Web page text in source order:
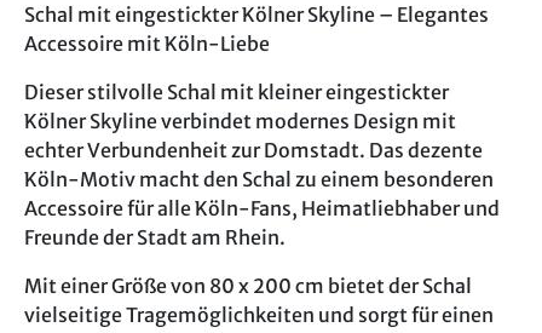
Schal mit eingestickter Kölner Skyline – Elegantes
Accessoire mit Köln-Liebe
Dieser stilvolle Schal mit kleiner eingestickter
Kölner Skyline verbindet modernes Design mit
echter Verbundenheit zur Domstadt. Das dezente
Köln-Motiv macht den Schal zu einem besonderen
Accessoire für alle Köln-Fans, Heimatliebhaber und
Freunde der Stadt am Rhein.
Mit einer Größe von 80 x 200 cm bietet der Schal
vielseitige Tragemöglichkeiten und sorgt für einen